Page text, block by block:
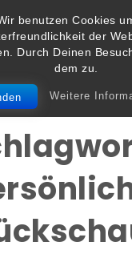
benutzen Cookies
der
Durch Deinen
dem zu.
Weitere
Toggle
navigation